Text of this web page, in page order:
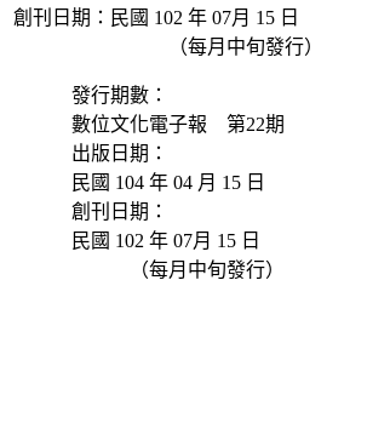
創刊日期：民國 102 年 07月 15 日
（每月中旬發行）
發行期數：
數位文化電子報 第22期
出版日期：
民國 104 年 04 月 15 日
創刊日期：
民國 102 年 07月 15 日
（每月中旬發行）